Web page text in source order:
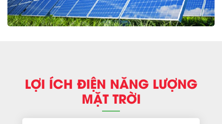
LỢI ÍCH ĐIỆN NĂNG LƯỢNG
MẶT TRỜI